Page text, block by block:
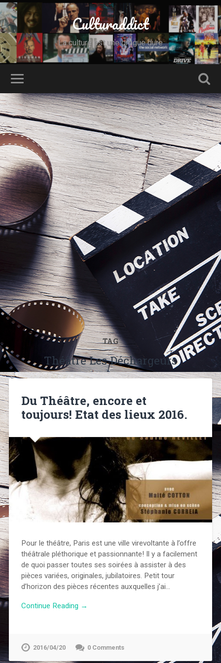
Culturaddict
La culture est une drogue dure
TAG
Théâtre Les Déchargeurs
Du Théâtre, encore et
toujours! Etat des lieux 2016.
Pour le théâtre, Paris est une ville virevoltante à l’offre
théâtrale pléthorique et passionnante! Il y a facilement
de quoi passer toutes ses soirées à assister à des
pièces variées, originales, jubilatoires. Petit tour
d’horizon des pièces récentes auxquelles j’ai…
Continue Reading →
2016/04/20 0 Comments